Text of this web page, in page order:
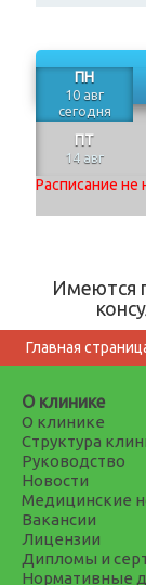
ПН
10 авг
сегодня
ПТ
14 авг
Расписание не
Имеются
Главная
О клинике
О клинике
Структура
Руководство
Новости
Медицинские
Вакансии
Лицензии
Дипломы и
Нормативные